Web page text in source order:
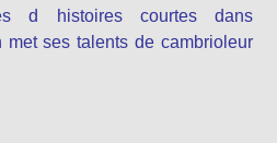
d histoires courtes dans
met ses talents de cambrioleur